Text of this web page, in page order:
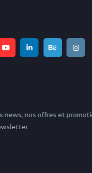
news, nos offres et